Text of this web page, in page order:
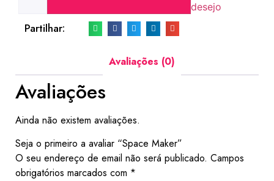
desejo
Partilhar:
Avaliações (0)
Avaliações
Ainda não existem avaliações.
Seja o primeiro a avaliar “Space Maker”
O seu endereço de email não será publicado. Campos
obrigatórios marcados com *